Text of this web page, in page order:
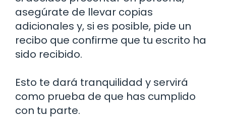
asegúrate de llevar copias
adicionales y, si es posible, pide un
recibo que confirme que tu escrito ha
sido recibido.
Esto te dará tranquilidad y servirá
como prueba de que has cumplido
con tu parte.